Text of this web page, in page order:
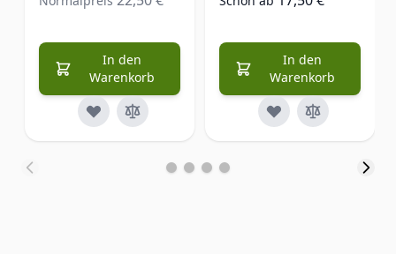
In den
Warenkorb
In den
Warenkorb